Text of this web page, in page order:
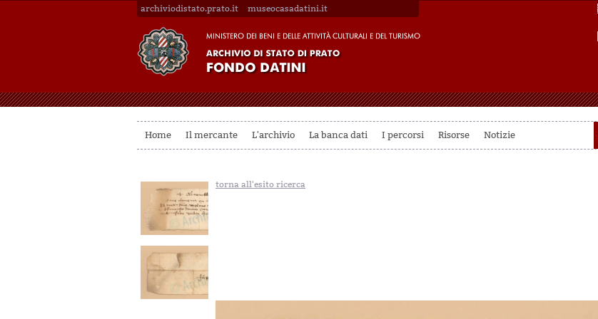
archiviodistato.prato.it museocasadatini.it
Home Il mercante L'archivio La banca dati I percorsi Risorse Notizie
torna all'esito ricerca